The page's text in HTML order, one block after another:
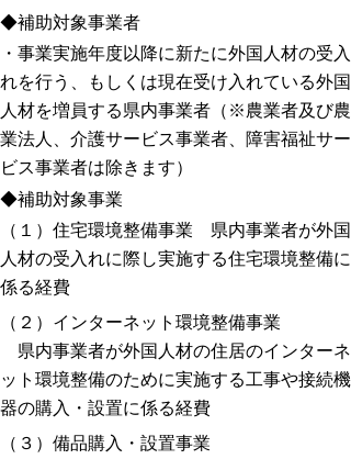
◆補助対象事業者
・事業実施年度以降に新たに外国人材の受入
れを行う、もしくは現在受け入れている外国
人材を増員する県内事業者（※農業者及び農
業法人、介護サービス事業者、障害福祉サー
ビス事業者は除きます）
◆補助対象事業
（１）住宅環境整備事業 県内事業者が外国
人材の受入れに際し実施する住宅環境整備に
係る経費
（２）インターネット環境整備事業
県内事業者が外国人材の住居のインターネ
ット環境整備のために実施する工事や接続機
器の購入・設置に係る経費
（３）備品購入・設置事業